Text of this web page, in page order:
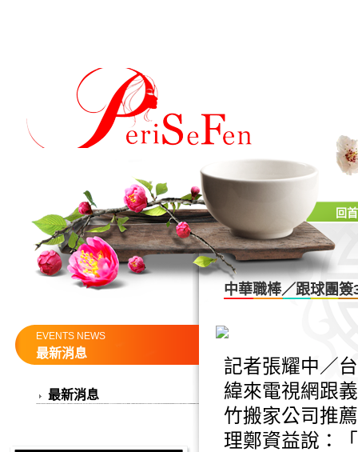
回
EVENTS NEWS
最新消息
最新消息
中華職棒／跟球團
記者張耀中／
緯來電視網跟
竹搬家公司推薦
理鄭資益說：